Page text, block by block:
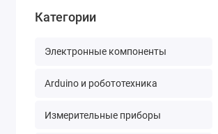
Категории
Электронные компоненты
Arduino и робототехника
Измерительные приборы